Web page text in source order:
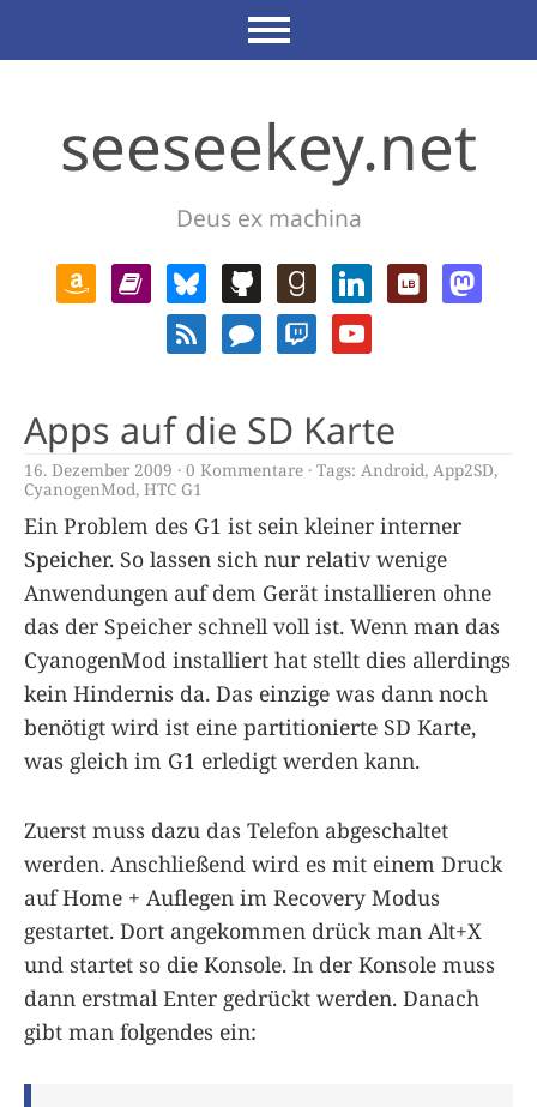
seeseekey.net
Deus ex machina
Apps auf die SD Karte
16. Dezember 2009 0 Kommentare Tags: Android, App2SD,
CyanogenMod, HTC G1
Ein Problem des G1 ist sein kleiner interner
Speicher. So lassen sich nur relativ wenige
Anwendungen auf dem Gerät installieren ohne
das der Speicher schnell voll ist. Wenn man das
CyanogenMod installiert hat stellt dies allerdings
kein Hindernis da. Das einzige was dann noch
benötigt wird ist eine partitionierte SD Karte,
was gleich im G1 erledigt werden kann.
Zuerst muss dazu das Telefon abgeschaltet
werden. Anschließend wird es mit einem Druck
auf Home + Auflegen im Recovery Modus
gestartet. Dort angekommen drück man Alt+X
und startet so die Konsole. In der Konsole muss
dann erstmal Enter gedrückt werden. Danach
gibt man folgendes ein: